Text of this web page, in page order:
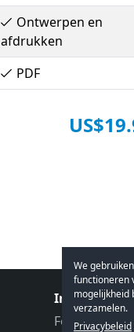
Ontwerpen en
afdrukken
PDF
We
functioneren
mogelijkheid
verzamelen.
Privacybeleid
In gesprek
Feedback